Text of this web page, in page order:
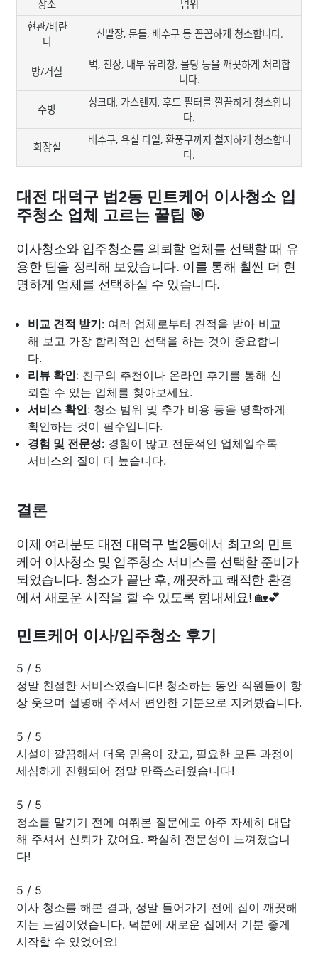
장소
범위
현관/베란
다
신발장, 문틀, 배수구 등 꼼꼼하게 청소합니다.
방/거실
벽, 천장, 내부 유리창, 몰딩 등을 깨끗하게 처리합
니다.
주방
싱크대, 가스렌지, 후드 필터를 깔끔하게 청소합니
다.
화장실
배수구, 욕실 타일, 환풍구까지 철저하게 청소합니
다.
대전 대덕구 법2동 민트케어 이사청소 입
주청소 업체 고르는 꿀팁 🎯
이사청소와 입주청소를 의뢰할 업체를 선택할 때 유
용한 팁을 정리해 보았습니다. 이를 통해 훨씬 더 현
명하게 업체를 선택하실 수 있습니다.
비교 견적 받기: 여러 업체로부터 견적을 받아 비교
해 보고 가장 합리적인 선택을 하는 것이 중요합니
다.
리뷰 확인: 친구의 추천이나 온라인 후기를 통해 신
뢰할 수 있는 업체를 찾아보세요.
서비스 확인: 청소 범위 및 추가 비용 등을 명확하게
확인하는 것이 필수입니다.
경험 및 전문성: 경험이 많고 전문적인 업체일수록
서비스의 질이 더 높습니다.
결론
이제 여러분도 대전 대덕구 법2동에서 최고의 민트
케어 이사청소 및 입주청소 서비스를 선택할 준비가
되었습니다. 청소가 끝난 후, 깨끗하고 쾌적한 환경
에서 새로운 시작을 할 수 있도록 힘내세요! 🏡💕
민트케어 이사/입주청소 후기
5 / 5
정말 친절한 서비스였습니다! 청소하는 동안 직원들이 항
상 웃으며 설명해 주셔서 편안한 기분으로 지켜봤습니다.
5 / 5
시설이 깔끔해서 더욱 믿음이 갔고, 필요한 모든 과정이
세심하게 진행되어 정말 만족스러웠습니다!
5 / 5
청소를 맡기기 전에 여쭤본 질문에도 아주 자세히 대답
해 주셔서 신뢰가 갔어요. 확실히 전문성이 느껴졌습니
다!
5 / 5
이사 청소를 해본 결과, 정말 들어가기 전에 집이 깨끗해
지는 느낌이었습니다. 덕분에 새로운 집에서 기분 좋게
시작할 수 있었어요!